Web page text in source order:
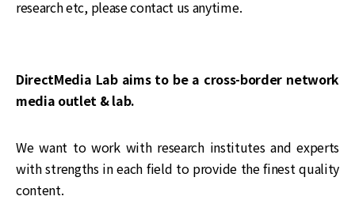
research etc, please contact us anytime.
DirectMedia Lab aims to be a cross-border network
media outlet & lab.
We want to work with research institutes and experts
with strengths in each field to provide the finest quality
content.